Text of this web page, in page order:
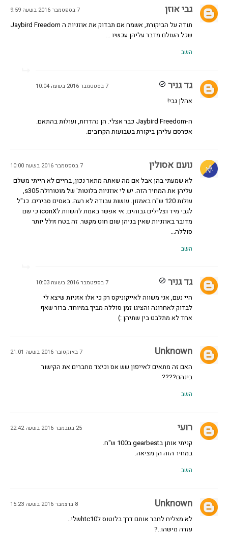
גבי אוזן 7 בספטמבר 2016 בשעה 9:59
תודה על הביקורת, אשמח אם תבדוק את אוזניות ה Jaybird Freedom
שכל העולם מדבר עליהן עכשיו ...
השב
גד גניר 7 בספטמבר 2016 בשעה 10:04
אהלן גבי!
ה-Jaybird Freedom כבר אצלי. הן נהדרות, ועולות בהתאם.
אפרסם עליהן ביקורת בשבועות הקרובים.
נועם אסולין 7 בספטמבר 2016 בשעה 10:00
לא שמעתי בהן אבל אם מה שאתה מתאר נכון, בחיים לא הייתי משלם
עליהן את המחיר הזה. יש לי אוזניות בלוטות' של מוטורולה s305,
עולות 120 ש"ח באמזון. עושות עבודה לא רעה. באסים סבירים. כנ"ל
לגבי מיד וצלילים גבוהים. אי אפשר באמת להשוות לiconX כי שם
מדובר באוזניות שאין בניהן שום חוט מקשר. זה בטח זולל יותר
סוללה...
השב
גד גניר 7 בספטמבר 2016 בשעה 10:03
היי נעם, אני משווה לאייקוניקס רק כי אלו אזניות שיצא לי
לבדוק לאחרונה והציגו זמן סוללה מביך במיוחד. ברור שאף
אחד לא מתלבט בין שתיהן :)
Unknown 7 באוקטובר 2016 בשעה 21:01
האם זה מתאים לאייפון שש אס וכיצד מחברים את הקישור
בינהם????
השב
רועי 25 בנובמבר 2016 בשעה 22:42
קניתי אותן בgearbest ב100 ש"ח.
במחיר הזה הן מציאה.
השב
Unknown 8 בדצמבר 2016 בשעה 15:23
לא מצליח לחבר אותם דרך בלוטוס לhtc10שלי..
עזרה מישהו..?